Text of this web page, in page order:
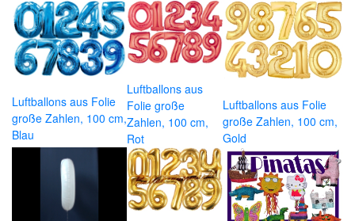
Luftballons aus Folie
große Zahlen, 100 cm,
Blau
Luftballons aus
Folie große
Zahlen, 100 cm,
Rot
Luftballons aus Folie
große Zahlen, 100 cm,
Gold